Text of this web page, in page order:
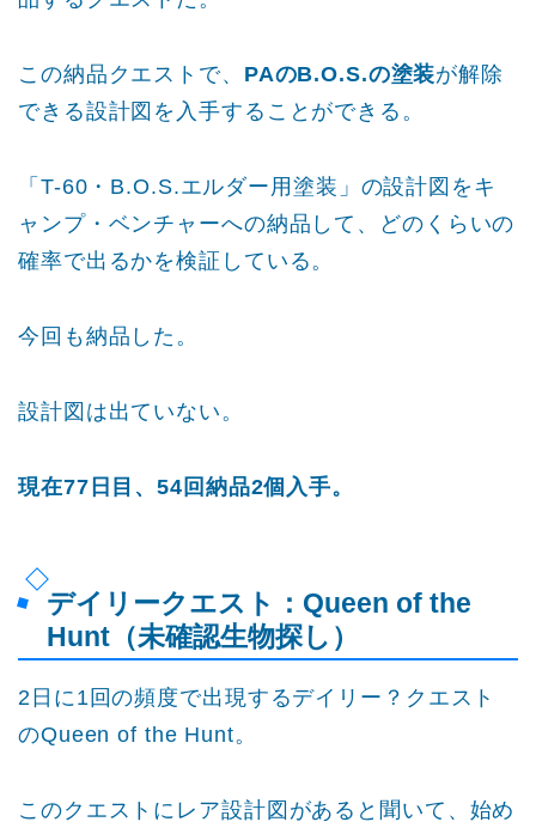
この納品クエストで、 PAのB.O.S.の塗装が解除
できる設計図を入手することができる。
「T-60・B.O.S.エルダー用塗装」の設計図をキ
ャンプ・ベンチャーへの納品して、どのくらいの
確率で出るかを検証している。
今回も納品した。
設計図は出ていない。
現在77日目、54回納品2個入手。
デイリークエスト：Queen of the
Hunt（未確認生物探し）
2日に1回の頻度で出現するデイリー？クエスト
のQueen of the Hunt。
このクエストにレア設計図があると聞いて、始め